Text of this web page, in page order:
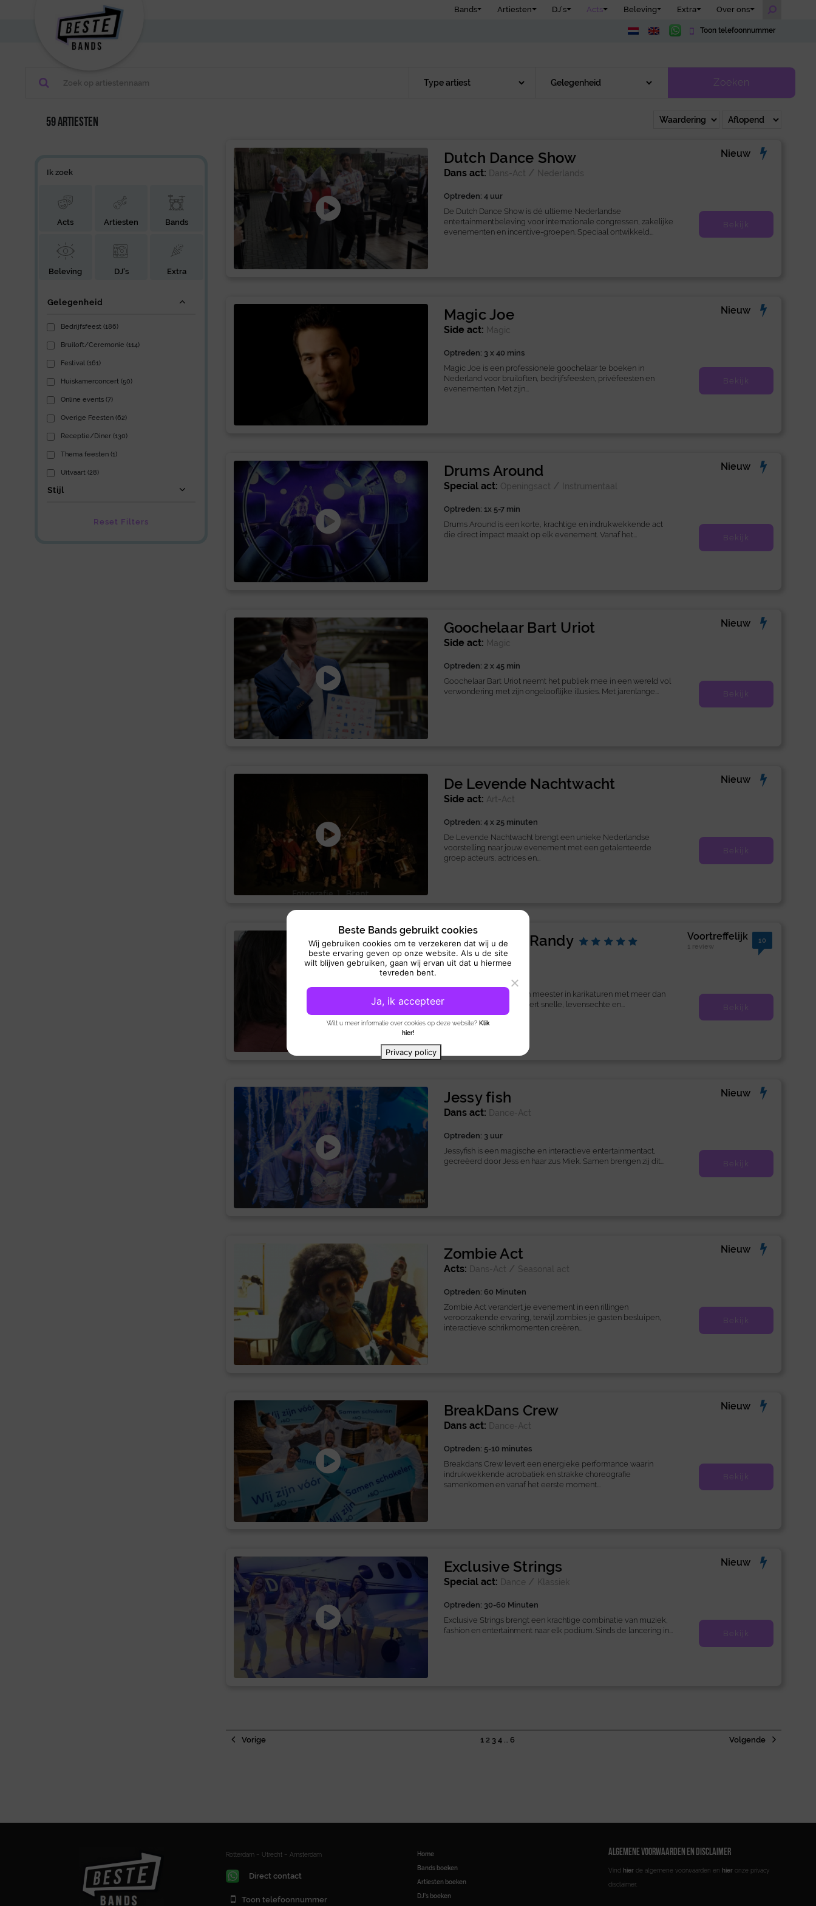
Bands Artiesten DJ’s Acts Beleving Extra Over ons
Toon telefoonnummer
Zoeken
59 artiesten
Ik zoek
Acts Artiesten Bands
Beleving DJ's Extra
Gelegenheid
Bedrijfsfeest (186)
Bruiloft/Ceremonie (114)
Festival (161)
Huiskamerconcert (50)
Online events (7)
Overige Feesten (62)
Receptie/Diner (130)
Thema feesten (1)
Uitvaart (28)
Stijl
Reset Filters
Dutch Dance Show
Nieuw
Dans act: Dans-Act / Nederlands
Optreden: 4 uur
De Dutch Dance Show is dé ultieme Nederlandse
entertainmentbeleving voor internationale congressen, zakelijke
evenementen en incentive-groepen. Speciaal ontwikkeld...
Bekijk
Magic Joe
Nieuw
Side act: Magic
Optreden: 3 x 40 mins
Magic Joe is een professionele goochelaar te boeken in
Nederland voor bruiloften, bedrijfsfeesten, privéfeesten en
evenementen. Met zijn...
Bekijk
Drums Around
Nieuw
Special act: Openingsact / Instrumentaal
Optreden: 1x 5-7 min
Drums Around is een korte, krachtige en indrukwekkende act
die direct impact maakt op elk evenement. Vanaf het...
Bekijk
Goochelaar Bart Uriot
Nieuw
Side act: Magic
Optreden: 2 x 45 min
Goochelaar Bart Uriot neemt het publiek mee in een wereld vol
verwondering met zijn ongelooflijke illusies. Met jarenlange...
Bekijk
De Levende Nachtwacht
Nieuw
Side act: Art-Act
Optreden: 4 x 25 minuten
De Levende Nachtwacht brengt een unieke Nederlandse
voorstelling naar jouw evenement met een getalenteerde
groep acteurs, actrices en...
Bekijk
Karicaturist Randy Voortreffelijk
1 review
10
Side act: Art-Act
Karikaturist Randy is een meester in karikaturen met meer dan
20 jaar ervaring. Hij creëert snelle, levensechte en...
Bekijk
Jessy fish
Nieuw
Dans act: Dance-Act
Optreden: 3 uur
Jessyfish is een magische en interactieve entertainmentact,
gecreëerd door Jess en haar zus Miek. Samen brengen zij dit...
Bekijk
Zombie Act
Nieuw
Acts: Dans-Act / Seasonal act
Optreden: 60 Minuten
Zombie Act verandert je evenement in een rillingen
veroorzakende ervaring, terwijl zombies je gasten besluipen,
interactieve schrikmomenten creëren...
Bekijk
BreakDans Crew
Nieuw
Dans act: Dance-Act
Optreden: 5-10 minutes
Breakdans Crew levert een energieke performance waarin
indrukwekkende acrobatiek en strakke choreografie
samenkomen en vanaf het eerste moment...
Bekijk
Exclusive Strings
Nieuw
Special act: Dance / Klassiek
Optreden: 30-60 Minuten
Exclusive Strings brengt een krachtige combinatie van muziek,
fashion en entertainment naar elk podium. Sinds de lancering in...
Bekijk
Vorige 1 2 3 4 6 Volgende
Rotterdam – Utrecht – Amsterdam
Direct contact
Toon telefoonnummer
Home
Bands boeken
Artiesten boeken
DJ’s boeken
ALGEMENE VOORWAARDEN EN DISCLAIMER
Vind hier de algemene voorwaarden en hier onze privacy
disclaimer.
Beste Bands gebruikt cookies
Wij gebruiken cookies om te verzekeren dat wij u de
beste ervaring geven op onze website. Als u de site
wilt blijven gebruiken, gaan wij ervan uit dat u hiermee
tevreden bent.
Wilt u meer informatie over cookies op deze website? Klik
hier!
Ja, ik accepteer
Privacy policy